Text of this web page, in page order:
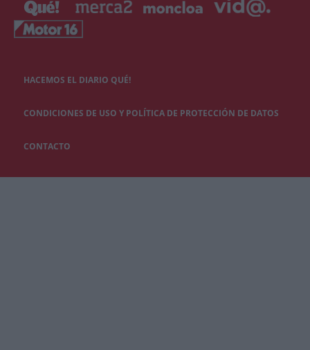
HACEMOS EL DIARIO QUÉ!
CONDICIONES DE USO Y POLÍTICA DE PROTECCIÓN DE DATOS
CONTACTO